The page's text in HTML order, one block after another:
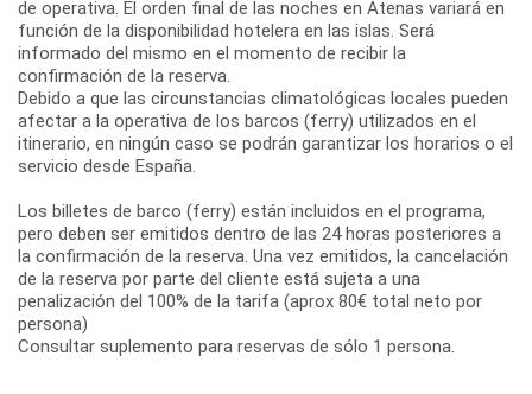
de operativa. El orden final de las noches en Atenas variará en
función de la disponibilidad hotelera en las islas. Será
informado del mismo en el momento de recibir la
confirmación de la reserva.
Debido a que las circunstancias climatológicas locales pueden
afectar a la operativa de los barcos (ferry) utilizados en el
itinerario, en ningún caso se podrán garantizar los horarios o el
servicio desde España.
Los billetes de barco (ferry) están incluidos en el programa,
pero deben ser emitidos dentro de las 24 horas posteriores a
la confirmación de la reserva. Una vez emitidos, la cancelación
de la reserva por parte del cliente está sujeta a una
penalización del 100% de la tarifa (aprox 80€ total neto por
persona)
Consultar suplemento para reservas de sólo 1 persona.